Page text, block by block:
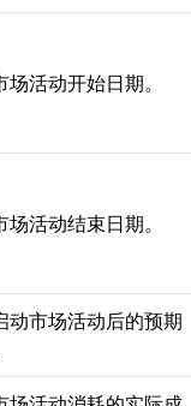
场活动开始日期。
场活动结束日期。
动市场活动后的预期